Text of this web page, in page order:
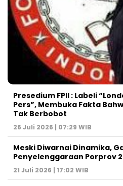
Presedium FPII : Labeli
Pers”, Membuka Fakta
Tak Berbobot
26 Juli 2026 | 07:29 WIB
Meski Diwarnai Dinamika,
Penyelenggaraan Porprov
21 Juli 2026 | 17:02 WIB